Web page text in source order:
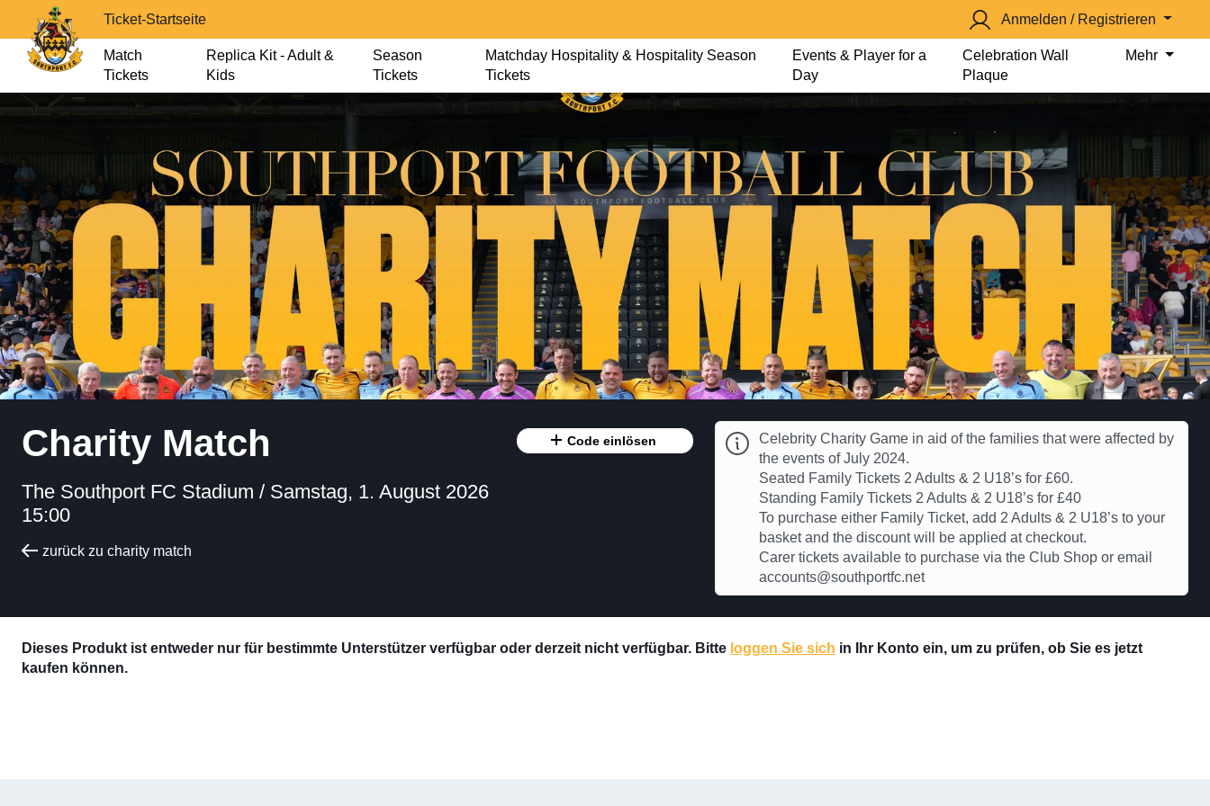
Ticket-Startseite Anmelden / Registrieren
Match
Tickets
Replica Kit - Adult &
Kids
Season
Tickets
Matchday Hospitality & Hospitality Season
Tickets
Events & Player for a
Day
Celebration Wall
Plaque
Mehr
Charity Match
The Southport FC Stadium / Samstag, 1. August 2026
15:00
zurück zu charity match
Code einlösen
Celebrity Charity Game in aid of the families that were affected by
the events of July 2024.
Seated Family Tickets 2 Adults & 2 U18’s for £60.
Standing Family Tickets 2 Adults & 2 U18’s for £40
To purchase either Family Ticket, add 2 Adults & 2 U18’s to your
basket and the discount will be applied at checkout.
Carer tickets available to purchase via the Club Shop or email
accounts@southportfc.net
Dieses Produkt ist entweder nur für bestimmte Unterstützer verfügbar oder derzeit nicht verfügbar. Bitte loggen Sie sich in Ihr Konto ein, um zu prüfen, ob Sie es jetzt
kaufen können.